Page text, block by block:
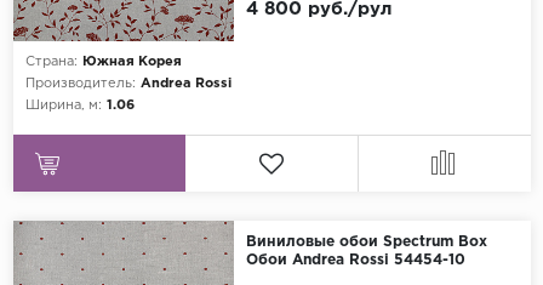
Страна:
Южная Корея
Производитель: Andrea Rossi
Ширина, м: 1.06
4 800 руб./рул
Виниловые обои Spectrum Box
Обои Andrea Rossi 54454-10